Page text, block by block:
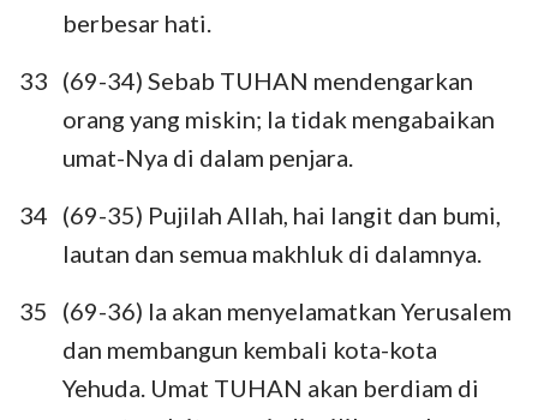
berbesar hati.
33 (69-34) Sebab TUHAN mendengarkan
orang yang miskin; Ia tidak mengabaikan
umat-Nya di dalam penjara.
34 (69-35) Pujilah Allah, hai langit dan bumi,
lautan dan semua makhluk di dalamnya.
35
(69-36) Ia akan menyelamatkan Yerusalem
dan membangun kembali kota-kota
Yehuda. Umat TUHAN akan berdiam di